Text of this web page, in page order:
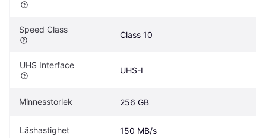
Speed Class
Class 10
UHS Interface
UHS-I
Minnesstorlek 256 GB
Läshastighet 150 MB/s